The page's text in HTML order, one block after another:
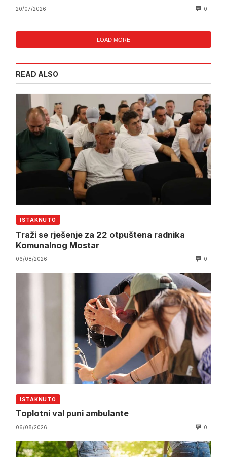
20/07/2026 0
LOAD MORE
READ ALSO
ISTAKNUTO
Traži se rješenje za 22 otpuštena radnika
Komunalnog Mostar
06/08/2026 0
ISTAKNUTO
Toplotni val puni ambulante
06/08/2026 0